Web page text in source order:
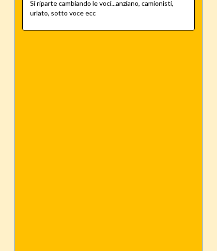
Si riparte cambiando le voci...anziano, camionisti,
urlato, sotto voce ecc